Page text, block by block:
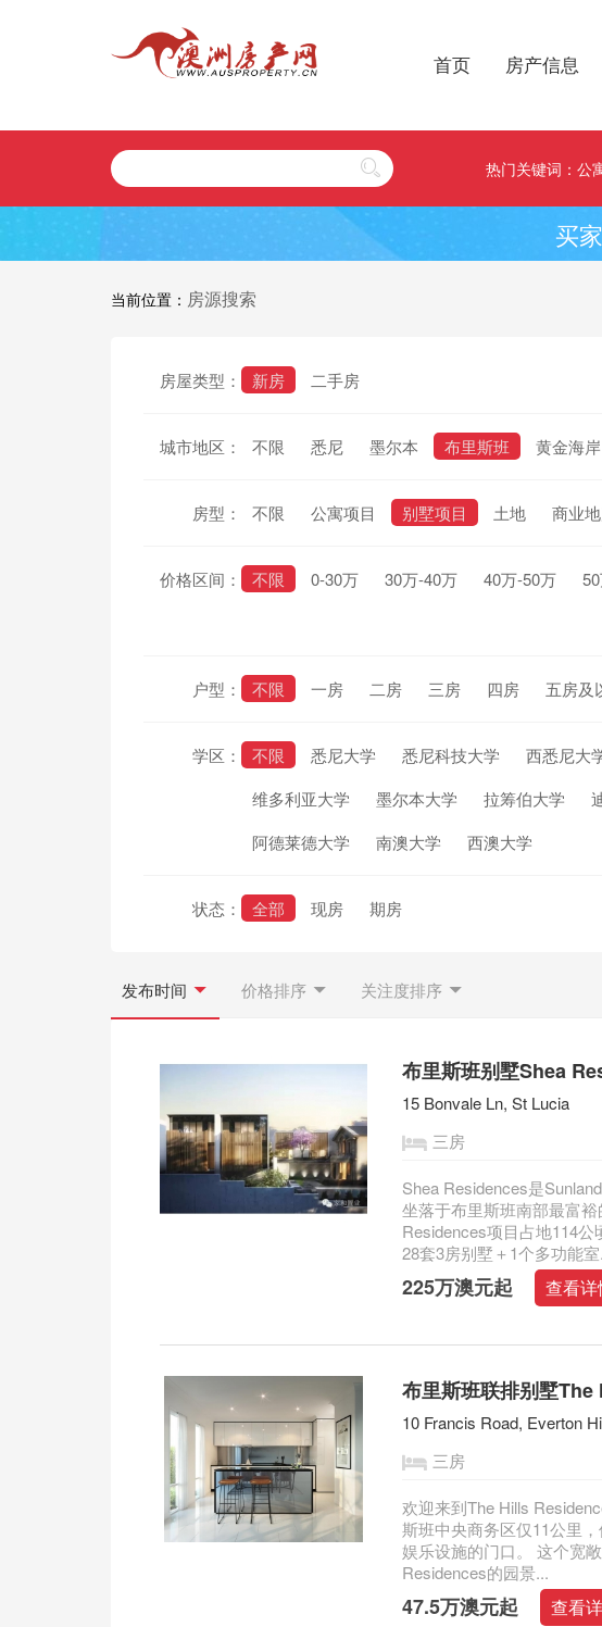
首页 房产信息
热门关键词： 公
买
当前位置： 房源搜索
房屋类型： 新房 二手房
城市地区： 不限 悉尼 墨尔本 布里斯班 黄金海岸
房型： 不限 公寓项目 别墅项目 土地 商业
价格区间： 不限 0-30万 30万-40万 40万-50万
户型： 不限 一房 二房 三房 四房 五房及
学区： 不限 悉尼大学 悉尼科技大学 西悉尼大
维多利亚大学
墨尔本大学 拉筹伯大学
阿德莱德大学
南澳大学 西澳大学
状态： 全部 现房 期房
发布时间 价格排序 关注度排序
布里斯班别墅Shea
15 Bonvale Ln, St Lucia
三房
Shea Residences是
坐落于布里斯班南部最富
Residences项目占地114公
28套3房别墅＋1个多功能
225万澳元起 查看详
布里斯班联排别墅
10 Francis Road, Everton
三房
欢迎来到The Hills
斯班中央商务区仅11公里
娱乐设施的门口。 这个宽
Residences的园景...
47.5万澳元起 查看